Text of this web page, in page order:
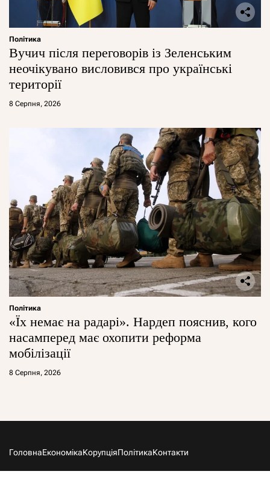
Політика
Вучич після переговорів із Зеленським
неочікувано висловився про українські
території
8 Серпня, 2026
Політика
«Їх немає на радарі». Нардеп пояснив, кого
насамперед має охопити реформа
мобілізації
8 Серпня, 2026
ГоловнаЕкономікаКорупціяПолітикаКонтакти